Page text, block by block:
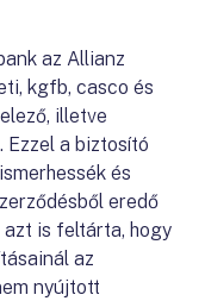
az Allianz
kgfb, casco és
illetve
Ezzel a biztosító
és
eredő
is feltárta, hogy
az
nyújtott